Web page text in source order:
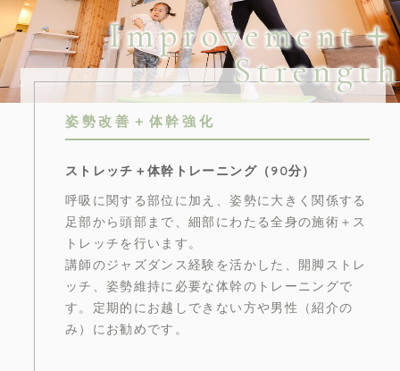
Improvement＋
Strength
姿勢改善＋体幹強化
ストレッチ＋体幹トレーニング（90分）
呼吸に関する部位に加え、姿勢に大きく関係する
足部から頭部まで、細部にわたる全身の施術＋ス
トレッチを行います。
講師のジャズダンス経験を活かした、開脚ストレ
ッチ、姿勢維持に必要な体幹のトレーニングで
す。定期的にお越しできない方や男性（紹介の
み）にお勧めです。